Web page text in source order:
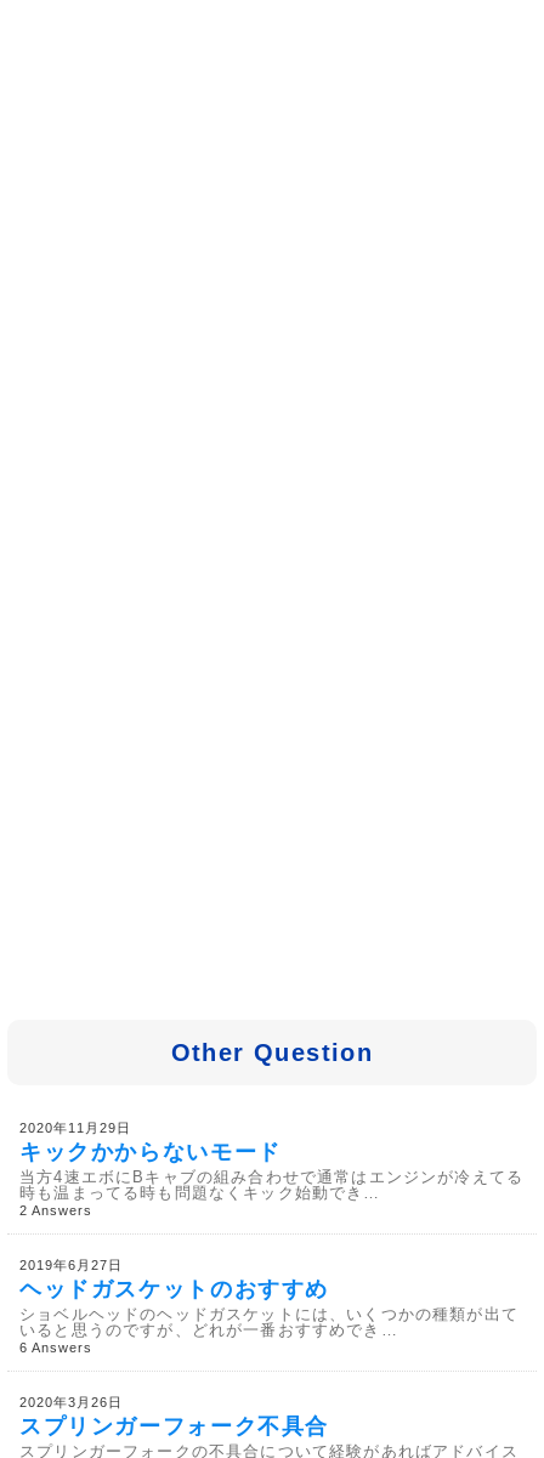
Other Question
2020年11月29日
キックかからないモード
当方4速エボにBキャブの組み合わせで通常はエンジンが冷えてる
時も温まってる時も問題なくキック始動でき…
2 Answers
2019年6月27日
ヘッドガスケットのおすすめ
ショベルヘッドのヘッドガスケットには、いくつかの種類が出て
いると思うのですが、どれが一番おすすめでき…
6 Answers
2020年3月26日
スプリンガーフォーク不具合
スプリンガーフォークの不具合について経験があればアドバイス